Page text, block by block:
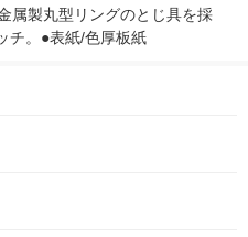
属製丸型リングのとじ具を採
チ。●表紙/色厚板紙